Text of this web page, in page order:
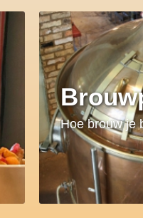
Hoe brouw je